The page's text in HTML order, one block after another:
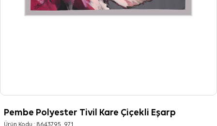
Pembe Polyester Tivil Kare Çiçekli Eşarp